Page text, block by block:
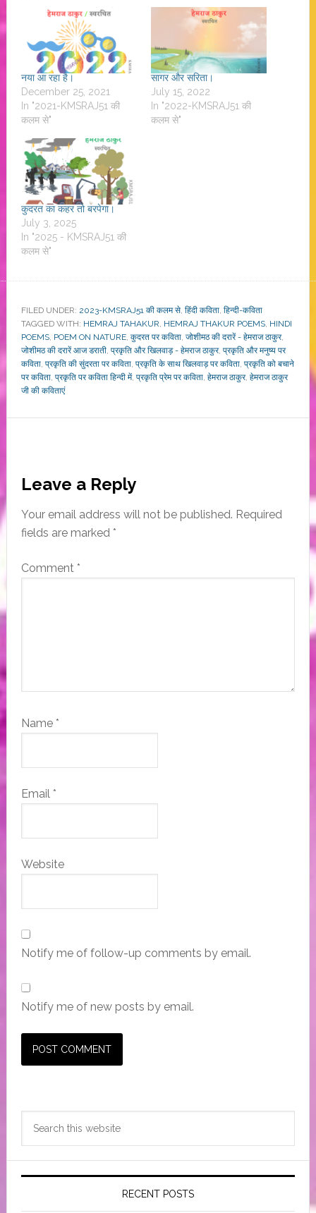
नया आ रहा है।
December 25, 2021
In "2021-KMSRAJ51 की
कलम से"
सागर और सरिता।
July 15, 2022
In "2022-KMSRAJ51 की
कलम से"
कुदरत का कहर तो बरपेगा।
July 3, 2025
In "2025 - KMSRAJ51 की
कलम से"
FILED UNDER: 2023-KMSRAJ51 की कलम से, हिंदी कविता, हिन्दी-कविता
TAGGED WITH: HEMRAJ TAHAKUR, HEMRAJ THAKUR POEMS, HINDI
POEMS, POEM ON NATURE, कुदरत पर कविता, जोशीमठ की दरारें - हेमराज ठाकुर,
जोशीमठ की दरारें आज डराती, प्रकृति और खिलवाड़ - हेमराज ठाकुर, प्रकृति और मनुष्य पर
कविता, प्रकृति की सुंदरता पर कविता, प्रकृति के साथ खिलवाड़ पर कविता, प्रकृति को बचाने
पर कविता, प्रकृति पर कविता हिन्दी में, प्रकृति प्रेम पर कविता, हेमराज ठाकुर, हेमराज ठाकुर
जी की कविताएं
Reader
Interactions
Leave a Reply
Your email address will not be published. Required
fields are marked *
Comment *
Name *
Email *
Website
Notify me of follow-up comments by email.
Notify me of new posts by email.
Primary
Sidebar
RECENT POSTS